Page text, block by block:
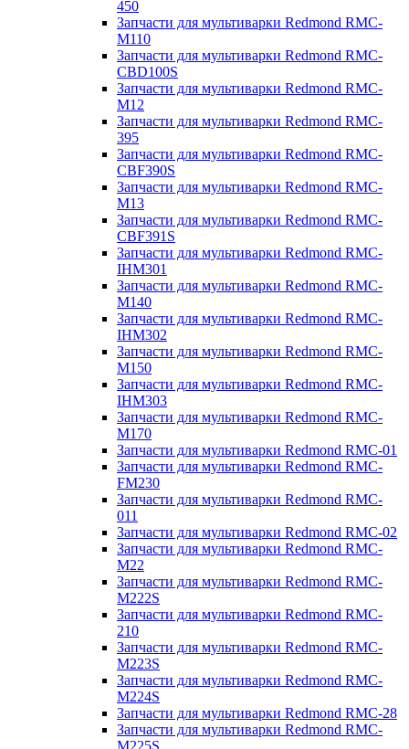
450
Запчасти для мультиварки Redmond RMC-
M110
Запчасти для мультиварки Redmond RMC-
CBD100S
Запчасти для мультиварки Redmond RMC-
M12
Запчасти для мультиварки Redmond RMC-
395
Запчасти для мультиварки Redmond RMC-
CBF390S
Запчасти для мультиварки Redmond RMC-
M13
Запчасти для мультиварки Redmond RMC-
CBF391S
Запчасти для мультиварки Redmond RMC-
IHM301
Запчасти для мультиварки Redmond RMC-
M140
Запчасти для мультиварки Redmond RMC-
IHM302
Запчасти для мультиварки Redmond RMC-
M150
Запчасти для мультиварки Redmond RMC-
IHM303
Запчасти для мультиварки Redmond RMC-
M170
Запчасти для мультиварки Redmond RMC-01
Запчасти для мультиварки Redmond RMC-
FM230
Запчасти для мультиварки Redmond RMC-
011
Запчасти для мультиварки Redmond RMC-02
Запчасти для мультиварки Redmond RMC-
M22
Запчасти для мультиварки Redmond RMC-
M222S
Запчасти для мультиварки Redmond RMC-
210
Запчасти для мультиварки Redmond RMC-
M223S
Запчасти для мультиварки Redmond RMC-
M224S
Запчасти для мультиварки Redmond RMC-28
Запчасти для мультиварки Redmond RMC-
M225S